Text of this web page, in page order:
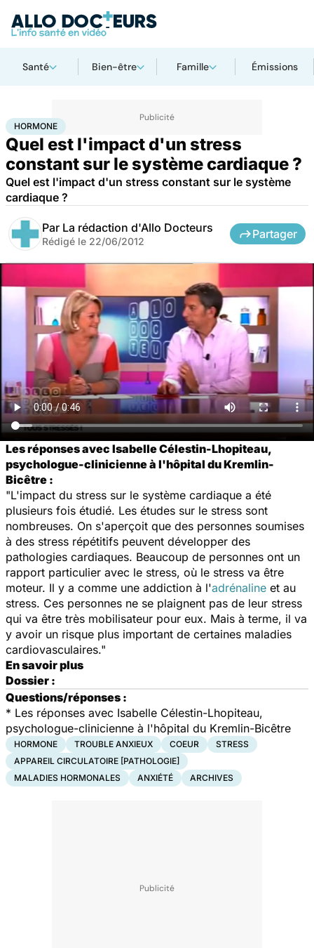
Santé Bien-être Famille Émissions
AccueilSantéMaladies Maladies cardiaques
HORMONE
Quel est l'impact d'un stress
constant sur le système cardiaque ?
Quel est l'impact d'un stress constant sur le système
cardiaque ?
Par La rédaction d'Allo Docteurs
Rédigé le 22/06/2012
Partager
Les réponses avec Isabelle Célestin-Lhopiteau,
psychologue-clinicienne à l'hôpital du Kremlin-
Bicêtre :
"L'impact du stress sur le système cardiaque a été
plusieurs fois étudié. Les études sur le stress sont
nombreuses. On s'aperçoit que des personnes soumises
à des stress répétitifs peuvent développer des
pathologies cardiaques. Beaucoup de personnes ont un
rapport particulier avec le stress, où le stress va être
moteur. Il y a comme une addiction à l'adrénaline et au
stress. Ces personnes ne se plaignent pas de leur stress
qui va être très mobilisateur pour eux. Mais à terme, il va
y avoir un risque plus important de certaines maladies
cardiovasculaires."
En savoir plus
Dossier :
Questions/réponses :
* Les réponses avec Isabelle Célestin-Lhopiteau,
psychologue-clinicienne à l'hôpital du Kremlin-Bicêtre
HORMONE TROUBLE ANXIEUX COEUR
STRESS
APPAREIL CIRCULATOIRE [PATHOLOGIE]
MALADIES HORMONALES
ANXIÉTÉ ARCHIVES